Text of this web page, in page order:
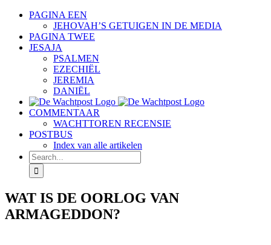
Skip
content
PAGINA EEN
JEHOVAH’S GETUIGEN IN DE MEDIA
PAGINA TWEE
JESAJA
PSALMEN
EZECHIËL
JEREMIA
DANIËL
COMMENTAAR
WACHTTOREN RECENSIE
POSTBUS
Index van alle artikelen
Search
for:
WAT IS DE OORLOG VAN
ARMAGEDDON?